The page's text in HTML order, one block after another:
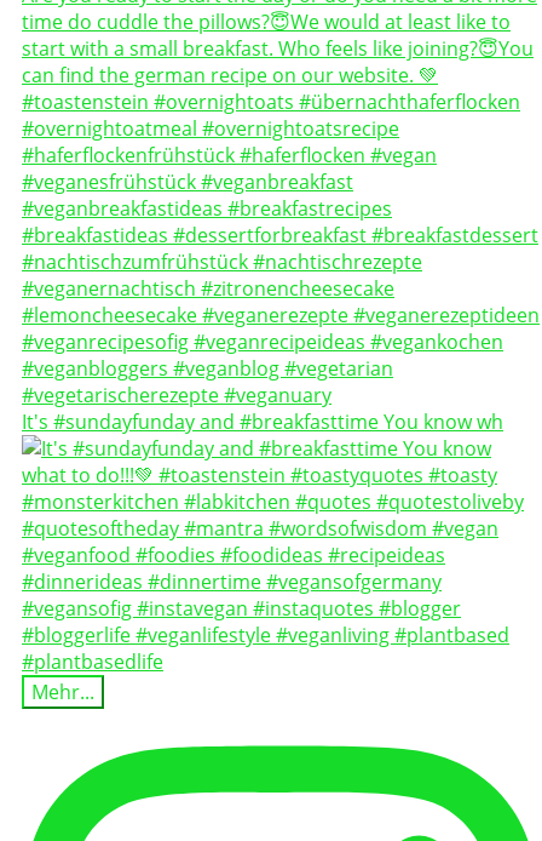
It's #sundayfunday and #breakfasttime You know wh
Mehr...